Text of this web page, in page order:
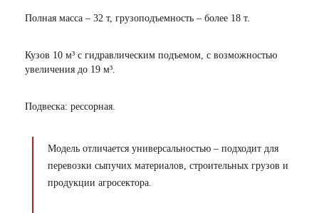
Полная масса – 32 т, грузоподъемность – более 18 т.
Кузов 10 м³ с гидравлическим подъемом, с возможностью
увеличения до 19 м³.
Подвеска: рессорная.
Модель отличается универсальностью – подходит для
перевозки сыпучих материалов, строительных грузов и
продукции агросектора.